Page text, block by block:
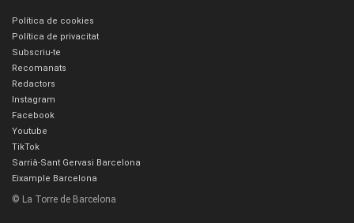
Política de cookies
Política de privacitat
Subscriu-te
Recomanats
Redactors
Instagram
Facebook
Youtube
TikTok
Sarrià-Sant Gervasi Barcelona
Eixample Barcelona
© La Torre de Barcelona